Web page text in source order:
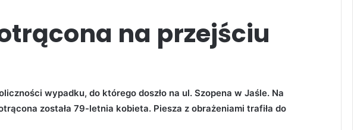
na przejściu
wypadku, do którego doszło na ul. Szopena w Jaśle. Na
została 79-letnia kobieta. Piesza z obrażeniami trafiła do